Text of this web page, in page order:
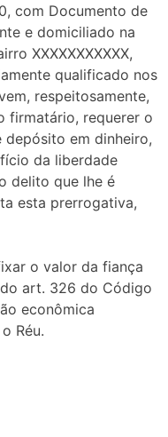
com Documento de
e domiciliado na
XXXXXXXXXXX,
qualificado nos
respeitosamente,
firmatário, requerer o
em dinheiro,
da liberdade
delito que lhe é
esta prerrogativa,
o valor da fiança
art. 326 do Código
econômica
Réu.